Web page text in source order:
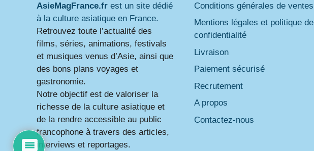
AsieMagFrance.fr est un site dédié
à la culture asiatique en France.
Retrouvez toute l’actualité des
films, séries, animations, festivals
et musiques venus d’Asie, ainsi que
des bons plans voyages et
gastronomie.
Notre objectif est de valoriser la
richesse de la culture asiatique et
de la rendre accessible au public
francophone à travers des articles,
interviews et reportages.
Conditions générales de ventes
Mentions légales et politique de
confidentialité
Livraison
Paiement sécurisé
Recrutement
A propos
Contactez-nous